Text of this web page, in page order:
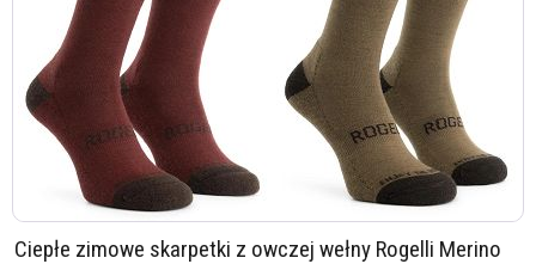
Ciepłe zimowe skarpetki z owczej wełny Rogelli Merino